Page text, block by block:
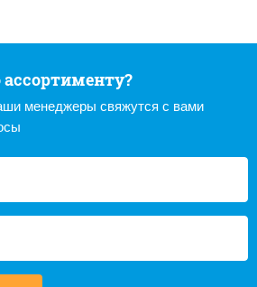
менеджеры свяжутся с вами